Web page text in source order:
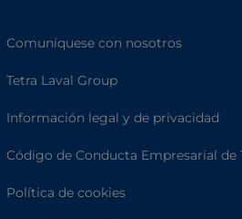
Comuníquese con nosotros
Tetra Laval Group
Información legal y de privacidad
Código de Conducta Empresarial de
Política de cookies